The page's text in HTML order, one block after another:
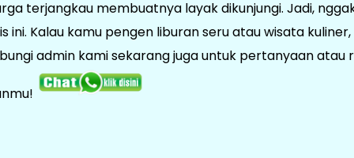
terjangkau membuatnya layak dikunjungi. Jadi,
ini. Kalau kamu pengen liburan seru atau wisata
admin kami sekarang juga untuk pertanyaan atau